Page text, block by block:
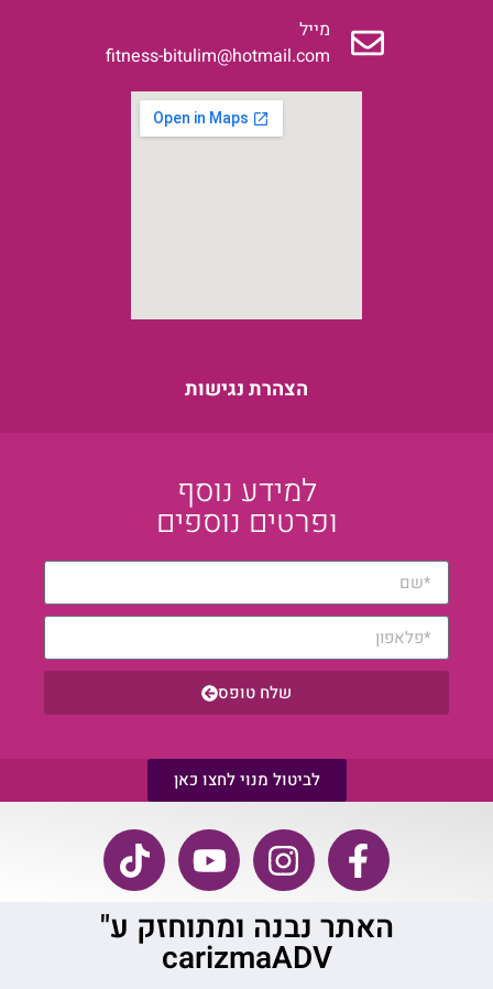
מייל
fitness-bitulim@hotmail.com
הצהרת נגישות
למידע נוסף
ופרטים נוספים
שלח טופס
לביטול מנוי לחצו כאן
האתר נבנה ומתוחזק ע"
carizmaADV